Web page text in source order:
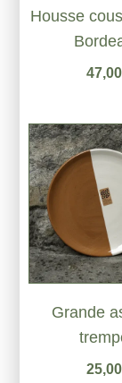
Housse
47,00
Grande
25,00